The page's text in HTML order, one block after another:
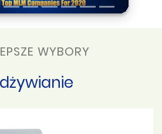
WYBORY